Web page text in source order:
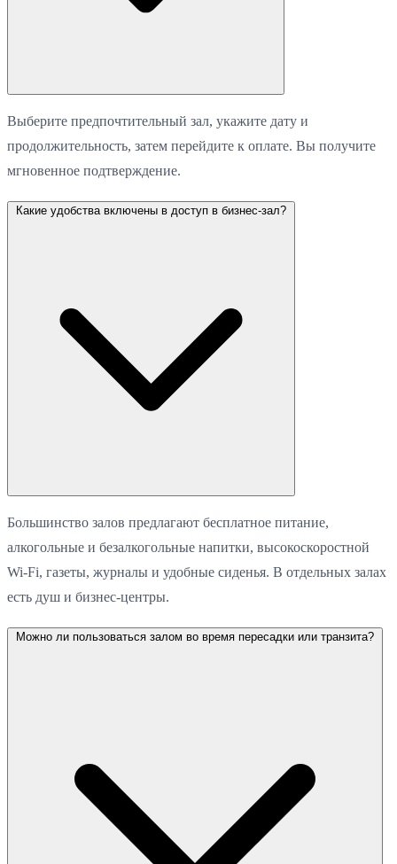
Выберите предпочтительный зал, укажите дату и
продолжительность, затем перейдите к оплате. Вы получите
мгновенное подтверждение.
Какие удобства включены в доступ в бизнес-зал?
Большинство залов предлагают бесплатное питание,
алкогольные и безалкогольные напитки, высокоскоростной
Wi-Fi, газеты, журналы и удобные сиденья. В отдельных залах
есть душ и бизнес-центры.
Можно ли пользоваться залом во время пересадки или транзита?